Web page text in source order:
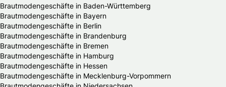
Brautmodengeschäfte in Baden-Württemberg
Brautmodengeschäfte in Bayern
Brautmodengeschäfte in Berlin
Brautmodengeschäfte in Brandenburg
Brautmodengeschäfte in Bremen
Brautmodengeschäfte in Hamburg
Brautmodengeschäfte in Hessen
Brautmodengeschäfte in Mecklenburg-Vorpommern